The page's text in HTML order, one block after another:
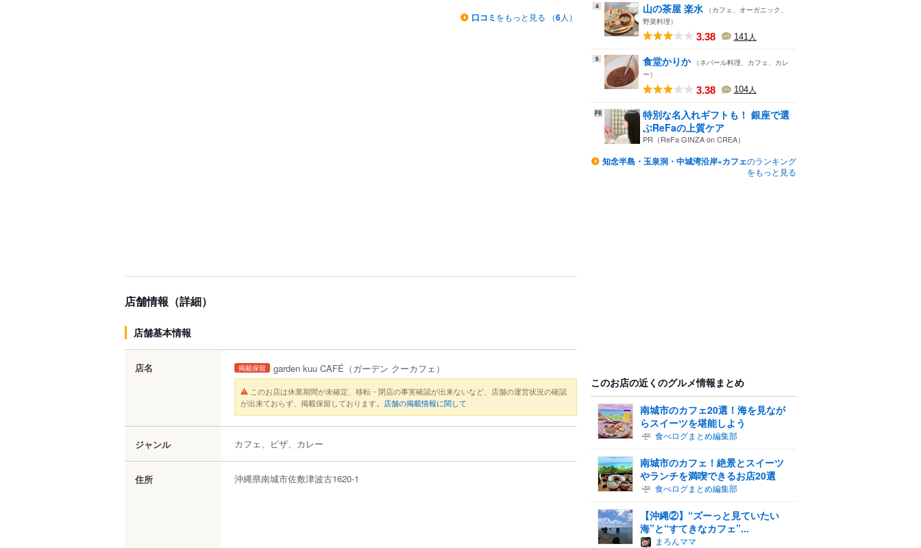
口コミ をもっと見る （6人）
店舗情報（詳細）
店舗基本情報
店名 掲載保留 garden kuu CAFÉ （ガーデン クーカフェ）
このお店は休業期間が未確定、移転・閉店の事実確認が出来ないなど、店舗の運営状況の確認
が出来ておらず、掲載保留しております。 店舗の掲載情報に関して
ジャンル カフェ、ピザ、カレー
住所 沖縄県南城市佐敷津波古1620-1
4 山の茶屋 楽水 （カフェ、オーガニック、
野菜料理）
3.38 141 人
5 食堂かりか （ネパール料理、カフェ、カレ
ー）
3.38 104人
特別な名入れギフトも！ 銀座で選
ぶReFaの上質ケア
PR（ReFa GINZA on CREA）
知念半島・玉泉洞・中城湾沿岸×カフェのランキング
をもっと見る
このお店の近くのグルメ情報まとめ
南城市のカフェ20選！海を見なが
らスイーツを堪能しよう
食べログまとめ編集部
南城市のカフェ！絶景とスイーツ
やランチを満喫できるお店20選
食べログまとめ編集部
【沖縄②】“ズーっと見ていたい
海”と“すてきなカフェ”...
まろんママ